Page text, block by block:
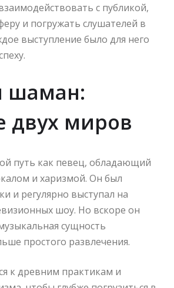
с публикой,
и погружать слушателей в
выступление было для него
шаман:
двух миров
путь как певец, обладающий
и харизмой. Он был
и регулярно выступал на
шоу. Но вскоре он
сущность
простого развлечения.
к древним практикам и